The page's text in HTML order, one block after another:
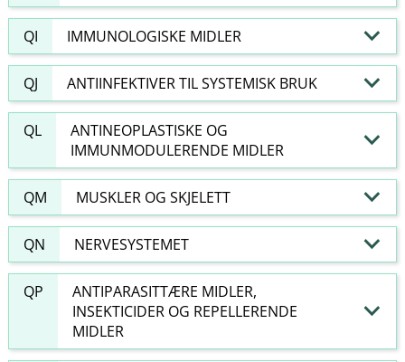
QI IMMUNOLOGISKE MIDLER
QJ ANTIINFEKTIVER TIL SYSTEMISK BRUK
QL
ANTINEOPLASTISKE OG
IMMUNMODULERENDE MIDLER
QM MUSKLER OG SKJELETT
QN NERVESYSTEMET
QP
ANTIPARASITTÆRE MIDLER,
INSEKTICIDER OG REPELLERENDE
MIDLER